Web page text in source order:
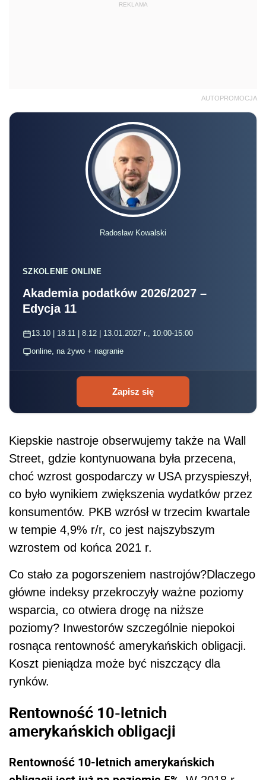
REKLAMA
AUTOPROMOCJA
Radosław Kowalski
SZKOLENIE ONLINE
Akademia podatków 2026/2027 –
Edycja 11
13.10 | 18.11 | 8.12 | 13.01.2027 r., 10:00-15:00
online, na żywo + nagranie
Zapisz się
Kiepskie nastroje obserwujemy także na Wall
Street, gdzie kontynuowana była przecena,
choć wzrost gospodarczy w USA przyspieszył,
co było wynikiem zwiększenia wydatków przez
konsumentów. PKB wzrósł w trzecim kwartale
w tempie 4,9% r/r, co jest najszybszym
wzrostem od końca 2021 r.
Co stało za pogorszeniem nastrojów?Dlaczego
główne indeksy przekroczyły ważne poziomy
wsparcia, co otwiera drogę na niższe
poziomy? Inwestorów szczególnie niepokoi
rosnąca rentowność amerykańskich obligacji.
Koszt pieniądza może być niszczący dla
rynków.
Rentowność 10-letnich
amerykańskich obligacji
Rentowność 10-letnich amerykańskich